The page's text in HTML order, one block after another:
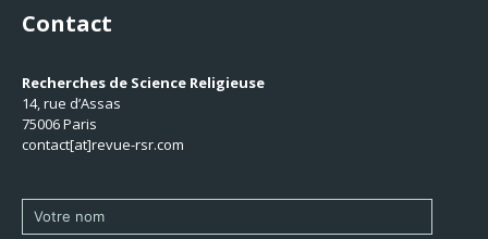
Contact
Recherches de Science Religieuse
14, rue d’Assas
75006 Paris
contact[at]revue-rsr.com